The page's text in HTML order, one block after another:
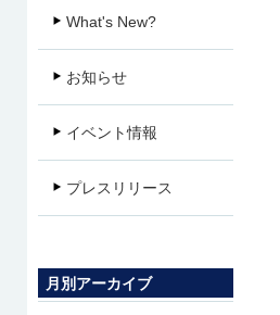
What's New?
お知らせ
イベント情報
プレスリリース
月別アーカイブ